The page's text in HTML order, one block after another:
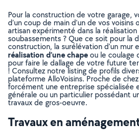
Pour la construction de votre garage,
d’un coup de main d’un de vos voisins
artisan expérimenté dans la
soubassements ? Que ce soit pour la
construction, la surélévation d’un mur
réalisation d’une chapeou le coulage
pour faire le dallage de votre future
! Consultez notre listing de profils
plateforme AlloVoisins. Proche de
forcément une entreprise spécialisée
générale ou un particulier possédant
travaux de gros-oeuvre.
Travaux en